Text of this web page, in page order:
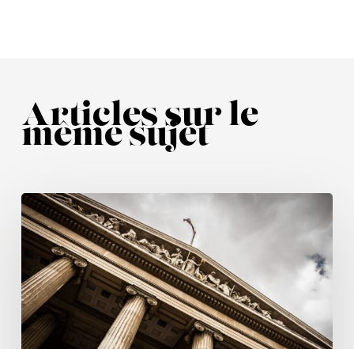
Articles sur le
même sujet
Amende
civile
médiation :
le
Tribunal
judiciaire